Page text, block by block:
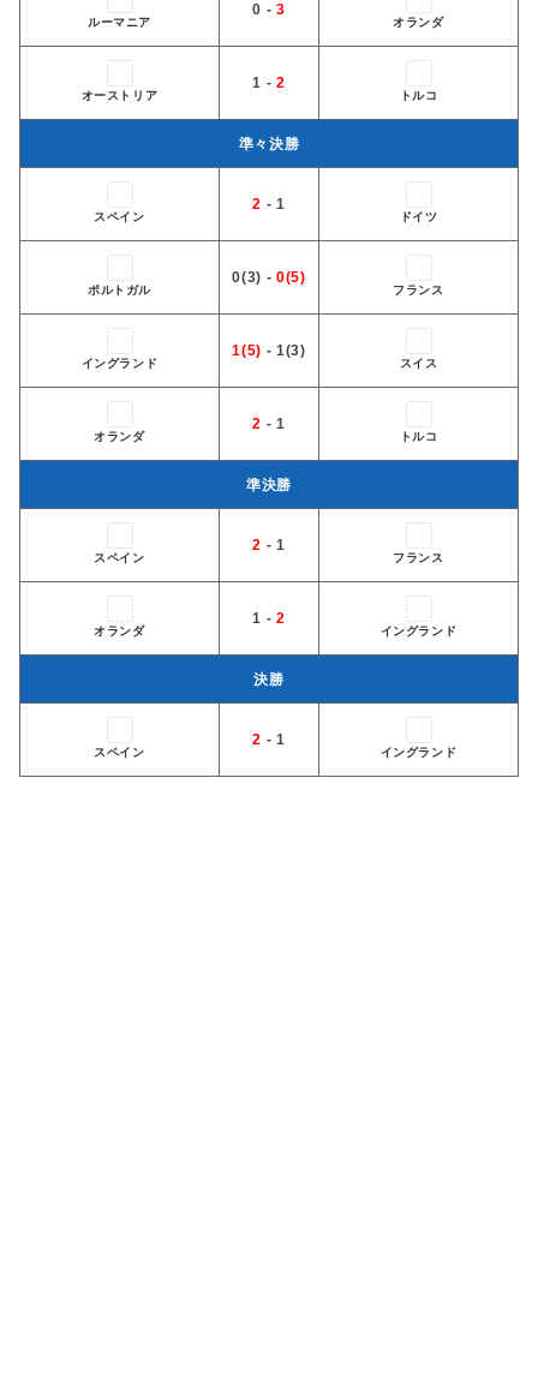
ルーマニア
0 - 3
オランダ
オーストリア
1 - 2
トルコ
準々決勝
スペイン
2 - 1
ドイツ
ポルトガル
0(3) - 0(5)
フランス
イングランド
1(5) - 1(3)
スイス
オランダ
2 - 1
トルコ
準決勝
スペイン
2 - 1
フランス
オランダ
1 - 2
イングランド
決勝
スペイン
2 - 1
イングランド